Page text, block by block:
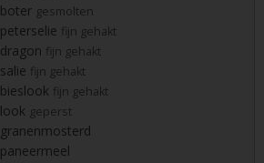
boter gesmolten
peterselie fijn gehakt
dragon fijn gehakt
salie fijn gehakt
bieslook fijn gehakt
look geperst
granenmosterd
paneermeel